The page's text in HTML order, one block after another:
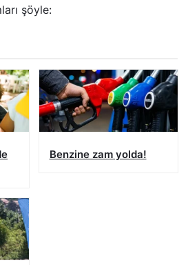
şöyle:
Benzine zam yolda!